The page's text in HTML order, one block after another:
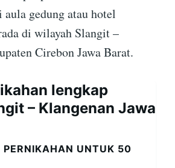
aula gedung atau hotel
di wilayah Slangit –
Cirebon Jawa Barat.
lengkap
– Klangenan Jawa
PERNIKAHAN UNTUK 50